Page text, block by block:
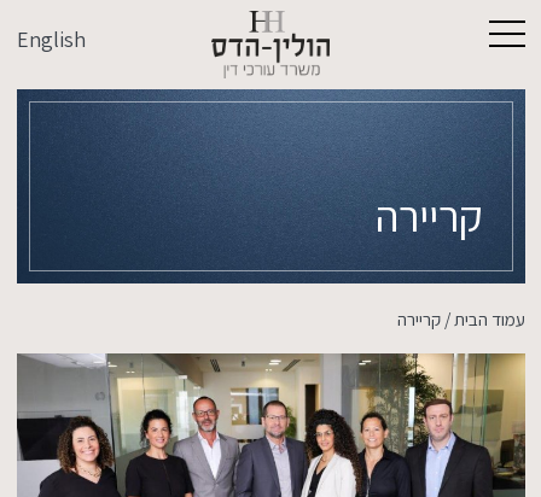
English
קריירה
עמוד הבית /קריירה